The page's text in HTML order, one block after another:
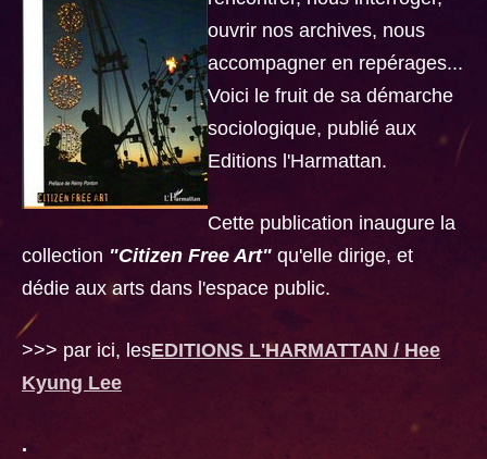
ouvrir nos archives, nous
accompagner en repérages...
Voici le fruit de sa démarche
sociologique, publié aux
Editions l'Harmattan.
Cette publication inaugure la
collection "Citizen Free Art" qu'elle dirige, et
dédie aux arts dans l'espace public.
>>> par ici, lesEDITIONS L'HARMATTAN / Hee
Kyung Lee
.